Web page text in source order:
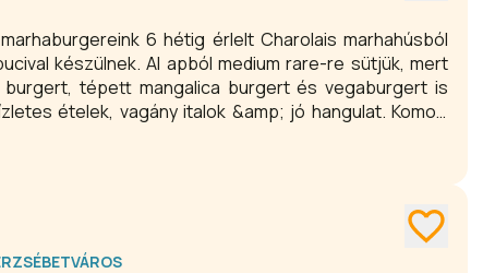
6 hétig érlelt Charolais marhahúsból
készülnek. Al apból medium rare-re sütjük, mert
tépett mangalica burgert és vegaburgert is
ételek, vagány italok &amp; jó hangulat. Komoly